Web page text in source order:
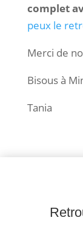
complet
peux le
Merci de
Bisous à
Tania